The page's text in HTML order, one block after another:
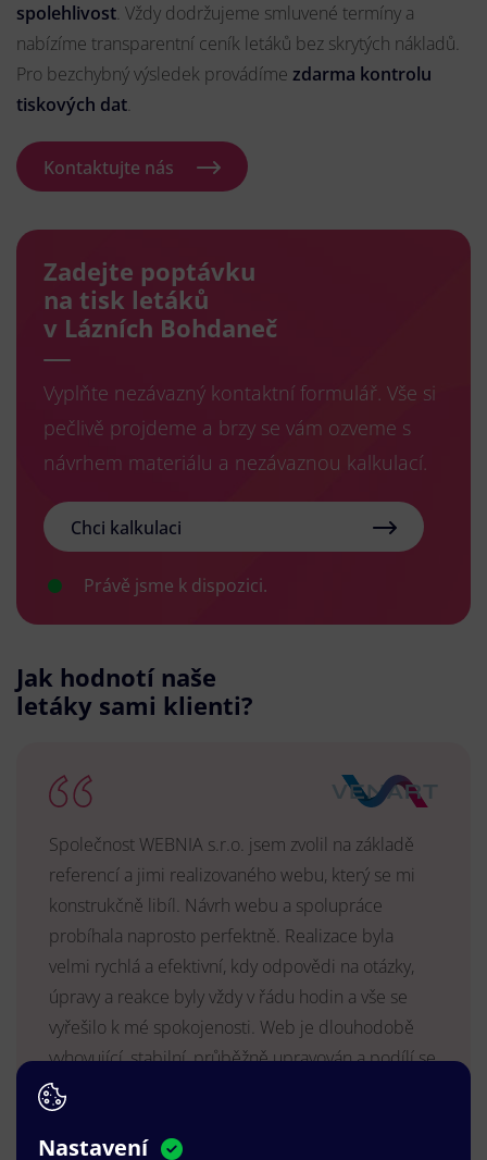
spolehlivost. Vždy dodržujeme smluvené termíny a
nabízíme transparentní ceník letáků bez skrytých nákladů.
Pro bezchybný výsledek provádíme zdarma kontrolu
tiskových dat.
Kontaktujte nás
Zadejte poptávku
na tisk letáků
v Lázních Bohdaneč
Vyplňte nezávazný kontaktní formulář. Vše si
pečlivě projdeme a brzy se vám ozveme s
návrhem materiálu a nezávaznou kalkulací.
Chci kalkulaci
Právě jsme k dispozici.
Jak hodnotí naše
letáky sami klienti?
Společnost WEBNIA s.r.o. jsem zvolil na základě
referencí a jimi realizovaného webu, který se mi
konstrukčně libíl. Návrh webu a spolupráce
probíhala naprosto perfektně. Realizace byla
velmi rychlá a efektivní, kdy odpovědi na otázky,
úpravy a reakce byly vždy v řádu hodin a vše se
vyřešilo k mé spokojenosti. Web je dlouhodobě
vyhovující, stabilní, průběžně upravován a podílí se
na pozitivním vnímání naší značky.
MUDr. Radek Vyšohlíd
Nastavení